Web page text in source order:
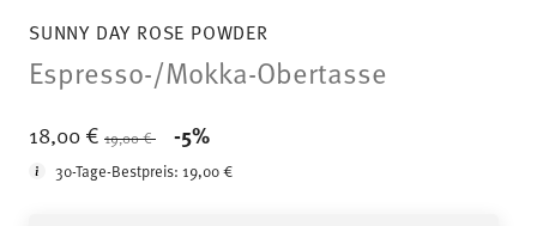
SUNNY DAY ROSE POWDER
Espresso-/Mokka-Obertasse
18,00 € Price reduced from
19,00 € -5%
30-Tage-Bestpreis:19,00 €